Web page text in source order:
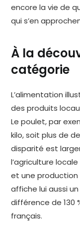
encore la vie de
qui s’en
À la
catégorie
L’alimentation
des produits
Le poulet, par
kilo, soit plus de
disparité est
l’agriculture
et une production
affiche lui aussi
différence de 130
français.